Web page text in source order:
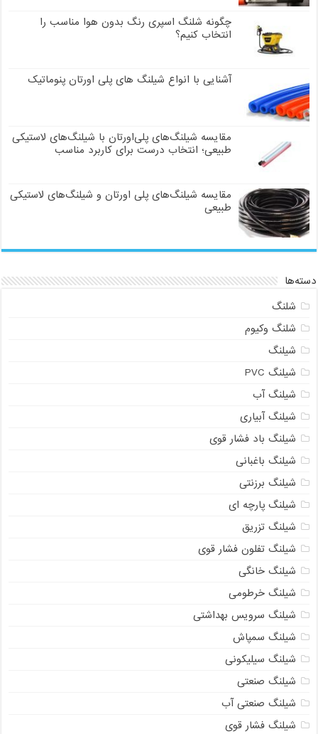
چگونه شلنگ اسپری رنگ بدون هوا مناسب را
انتخاب کنیم؟
آشنایی با انواع شیلنگ های پلی اورتان پنوماتیک
مقایسه شیلنگ‌های پلی‌اورتان با شیلنگ‌های لاستیکی
طبیعی؛ انتخاب درست برای کاربرد مناسب
مقایسه شیلنگ‌های پلی اورتان و شیلنگ‌های لاستیکی
طبیعی
دسته‌ها
شلنگ
شلنگ وکیوم
شیلنگ
شیلنگ PVC
شیلنگ آب
شیلنگ آبیاری
شیلنگ باد فشار قوی
شیلنگ باغبانی
شیلنگ برزنتی
شیلنگ پارچه‌ ای
شیلنگ تزریق
شیلنگ تفلون فشار قوی
شیلنگ خانگی
شیلنگ خرطومی
شیلنگ سرویس بهداشتی
شیلنگ سمپاش
شیلنگ سیلیکونی
شیلنگ صنعتی
شیلنگ صنعتی آب
شیلنگ فشار قوی